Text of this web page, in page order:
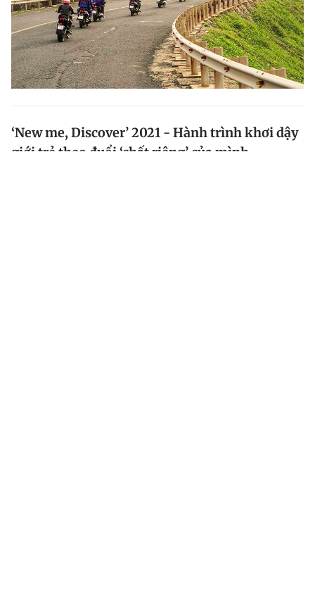
‘New me, Discover’ 2021 - Hành trình khơi dậy
giới trẻ theo đuổi ‘chất riêng’ của mình